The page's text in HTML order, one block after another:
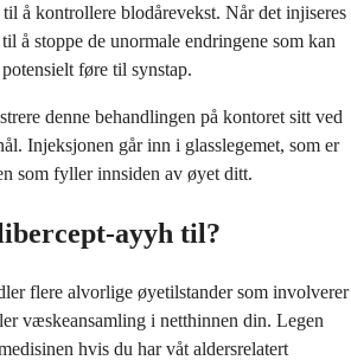
å kontrollere blodårevekst. Når det injiseres
å stoppe de unormale endringene som kan
føre til synstap.
denne behandlingen på kontoret sitt ved
Injeksjonen går inn i glasslegemet, som er
som fyller innsiden av øyet ditt.
ayyh til?
flere alvorlige øyetilstander som involverer
væskeansamling i netthinnen din. Legen
hvis du har våt aldersrelatert